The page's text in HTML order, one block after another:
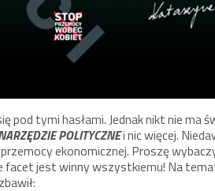
pod tymi hasłami. Jednak nikt nie ma
POLITYCZNEi nic więcej.
ekonomicznej. Proszę
facet jest winny wszystkiemu! Na